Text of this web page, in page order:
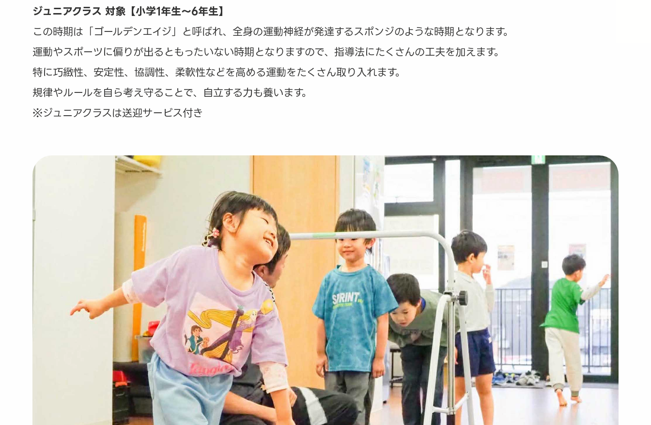
ジュニアクラス 対象【小学1年生～6年生】
この時期は「ゴールデンエイジ」と呼ばれ、全身の運動神経が発達するスポンジのような時期となります。
運動やスポーツに偏りが出るともったいない時期となりますので、指導法にたくさんの工夫を加えます。
特に巧緻性、安定性、協調性、柔軟性などを高める運動をたくさん取り入れます。
規律やルールを自ら考え守ることで、自立する力も養います。
※ジュニアクラスは送迎サービス付き